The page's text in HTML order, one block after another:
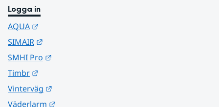
Logga in
AQUA
SIMAIR
SMHI Pro
Timbr
Vinterväg
Väderlarm